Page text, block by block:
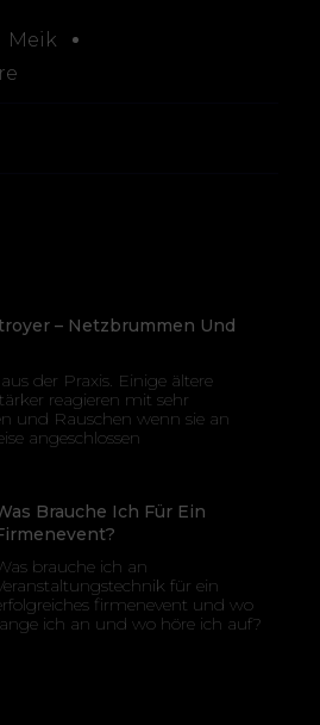
Meik
– Netzbrummen Und
der Praxis. Einige ältere
reagieren mit sehr
und Rauschen wenn sie an
angeschlossen
Brauche Ich Für Ein
brauche ich an
für ein
firmenevent und wo
ich an und wo höre ich auf?